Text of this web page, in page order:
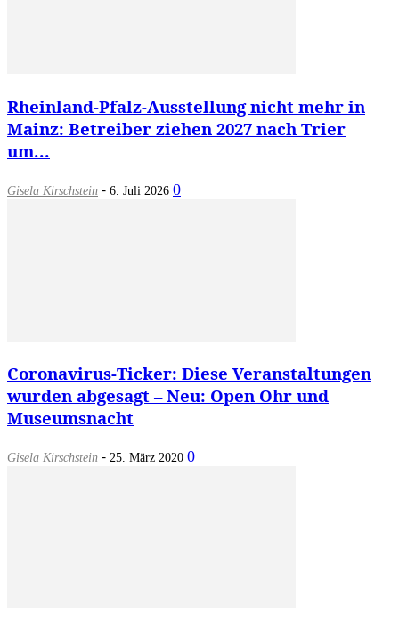
Rheinland-Pfalz-Ausstellung nicht mehr in
Mainz: Betreiber ziehen 2027 nach Trier
um...
Gisela Kirschstein - 6. Juli 2026 0
Coronavirus-Ticker: Diese Veranstaltungen
wurden abgesagt – Neu: Open Ohr und
Museumsnacht
Gisela Kirschstein - 25. März 2020 0